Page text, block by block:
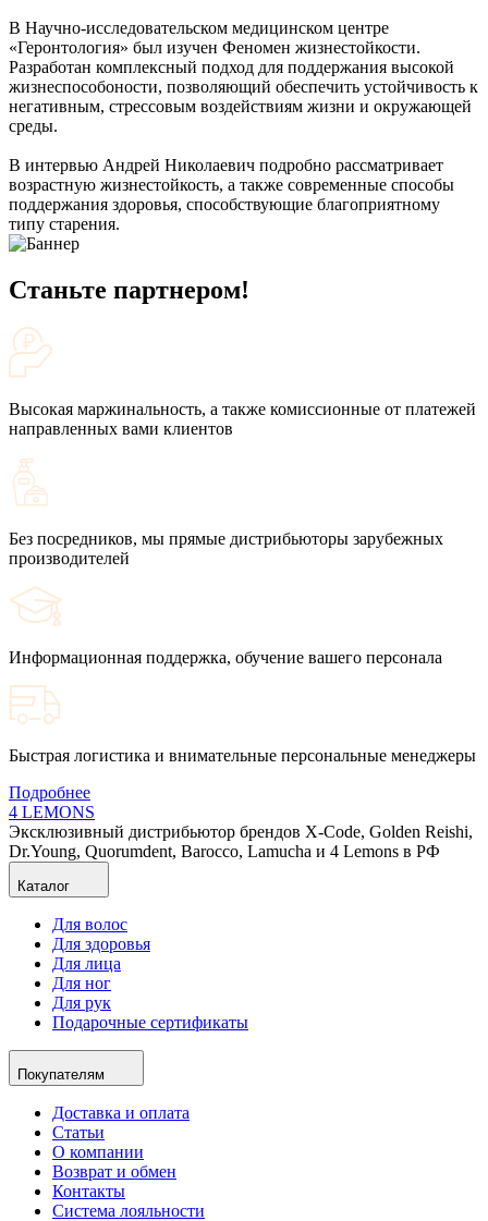
В Научно-исследовательском медицинском центре
«Геронтология» был изучен Феномен жизнестойкости.
Разработан комплексный подход для поддержания высокой
жизнеспособоности, позволяющий обеспечить устойчивость к
негативным, стрессовым воздействиям жизни и окружающей
среды.
В интервью Андрей Николаевич подробно рассматривает
возрастную жизнестойкость, а также современные способы
поддержания здоровья, способствующие благоприятному
типу старения.
Станьте партнером!
Высокая маржинальность, а также комиссионные от платежей
направленных вами клиентов
Без посредников, мы прямые дистрибьюторы зарубежных
производителей
Информационная поддержка, обучение вашего персонала
Быстрая логистика и внимательные персональные менеджеры
Подробнее
4 LEMONS
Эксклюзивный дистрибьютор брендов X-Code, Golden Reishi,
Dr.Young, Quorumdent, Barocco, Lamucha и 4 Lemons в РФ
Каталог
Для волос
Для здоровья
Для лица
Для ног
Для рук
Подарочные сертификаты
Покупателям
Доставка и оплата
Статьи
О компании
Возврат и обмен
Контакты
Система лояльности